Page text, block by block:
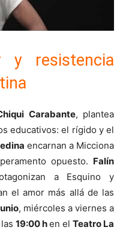
y resistencia
Carabante, plantea
educativos: el rígido y el
encarnan a Micciona
opuesto. Falín
a Esquino y
el amor más allá de las
, miércoles a viernes a
19:00 hen el Teatro La